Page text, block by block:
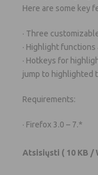
Here are some key
· Three
· Highlight functions
· Hotkeys for
jump to highlighted
Requirements:
· Firefox 3.0 – 7.*
Atsisiųsti ( 10 KB /